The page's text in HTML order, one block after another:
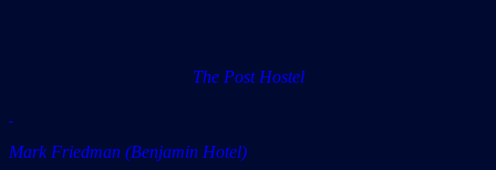
The Post Hostel
Mark Friedman (Benjamin Hotel)